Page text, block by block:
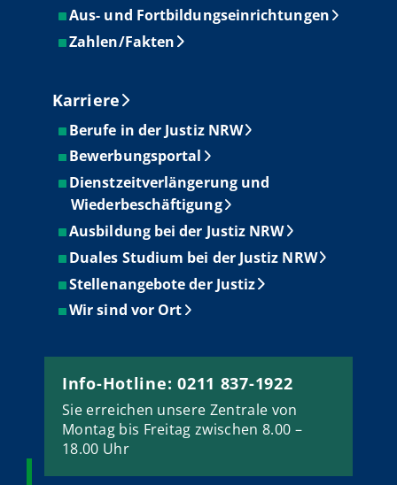
Aus- und Fortbildungseinrichtungen
Zahlen/Fakten
Karriere
Berufe in der Justiz NRW
Bewerbungsportal
Dienstzeitverlängerung und
Wiederbeschäftigung
Ausbildung bei der Justiz NRW
Duales Studium bei der Justiz NRW
Stellenangebote der Justiz
Wir sind vor Ort
Info-Hotline: 0211 837-1922
Sie erreichen unsere Zentrale von
Montag bis Freitag zwischen 8.00 –
18.00 Uhr